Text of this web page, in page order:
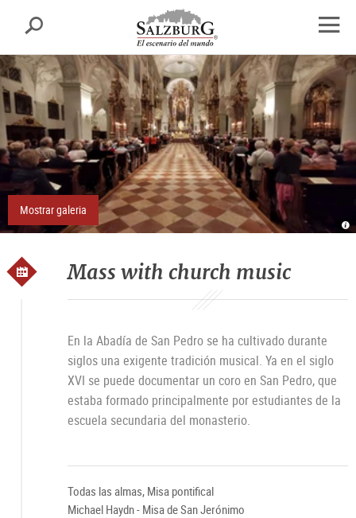
sr.skipnav.Zum
Inhalt
springen
sr.skipnav.Zum
Hauptmenü
springen
sr.skipnav.Zu
den
Kontaktinformationen
busca
el
Mostrar galeria
Mass with church music
En la Abadía de San Pedro se ha cultivado durante
siglos una exigente tradición musical. Ya en el siglo
XVI se puede documentar un coro en San Pedro, que
estaba formado principalmente por estudiantes de la
escuela secundaria del monasterio.
Todas las almas, Misa pontifical
Michael Haydn - Misa de San Jerónimo